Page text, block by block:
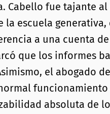
Cabello fue tajante
la escuela
a una cuenta
que los informes
el abogado
absoluta de